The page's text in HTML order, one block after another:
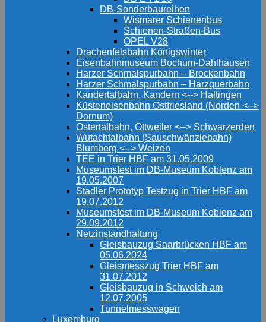
DB-Sonderbaureihen
Wismarer Schienenbus
Schienen-Straßen-Bus
OPEL V28
Drachenfelsbahn Königswinter
Eisenbahnmuseum Bochum-Dahlhausen
Harzer Schmalspurbahn – Brockenbahn
Harzer Schmalspurbahn – Harzquerbahn
Kandertalbahn, Kandern <--> Haltingen
Küsteneisenbahn Ostfriesland (Norden <-->
Dornum)
Ostertalbahn, Ottweiler <--> Schwarzerden
Wutachtalbahn (Sauschwänzlebahn)
Blumberg <--> Weizen
TEE in Trier HBF am 31.05.2009
Museumsfest im DB-Museum Koblenz am
19.05.2007
Stadler Prototyp Testzug in Trier HBF am
19.07.2012
Museumsfest im DB-Museum Koblenz am
29.09.2012
Netzinstandhaltung
Gleisbauzug Saarbrücken HBF am
05.06.2024
Gleismesszug Trier HBF am
31.07.2012
Gleisbauzug in Schweich am
12.07.2005
Tunnelmesswagen
Luxemburg